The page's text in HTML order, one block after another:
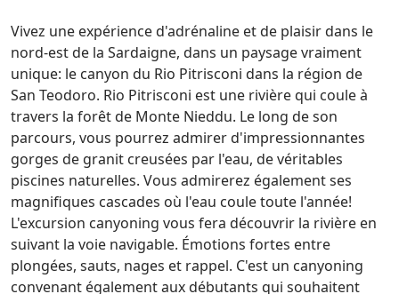
Vivez une expérience d'adrénaline et de plaisir dans le
nord-est de la Sardaigne, dans un paysage vraiment
unique: le canyon du Rio Pitrisconi dans la région de
San Teodoro. Rio Pitrisconi est une rivière qui coule à
travers la forêt de Monte Nieddu. Le long de son
parcours, vous pourrez admirer d'impressionnantes
gorges de granit creusées par l'eau, de véritables
piscines naturelles. Vous admirerez également ses
magnifiques cascades où l'eau coule toute l'année!
L'excursion canyoning vous fera découvrir la rivière en
suivant la voie navigable. Émotions fortes entre
plongées, sauts, nages et rappel. C'est un canyoning
convenant également aux débutants qui souhaitent